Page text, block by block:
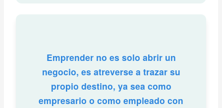
Emprender no es solo abrir un
negocio, es atreverse a trazar su
propio destino, ya sea como
empresario o como empleado con